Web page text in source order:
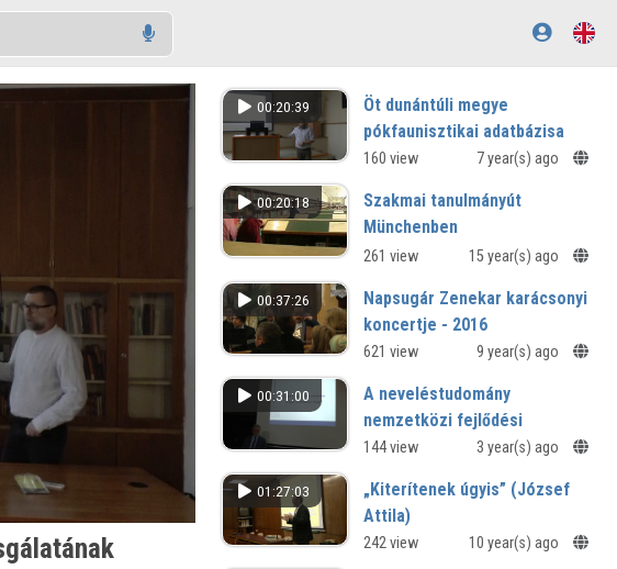
00:20:39
Öt dunántúli megye
pókfaunisztikai adatbázisa
XIV. Regionális Természettudományi
160 view 7 year(s) ago
00:20:18
Szakmai tanulmányút
Münchenben
261 view 15 year(s) ago
00:37:26
Napsugár Zenekar karácsonyi
koncertje - 2016
Zeneterápia
621 view 9 year(s) ago
00:31:00
A neveléstudomány
nemzetközi fejlődési
tendenciái és a
Hungarian Conference on
Educational Research HuCER 2023
konferencia
144 view 3 year(s) ago
01:27:03
„Kiterítenek úgyis” (József
Attila)
Ami az irodalomtankönyvekből
242 view 10 year(s) ago